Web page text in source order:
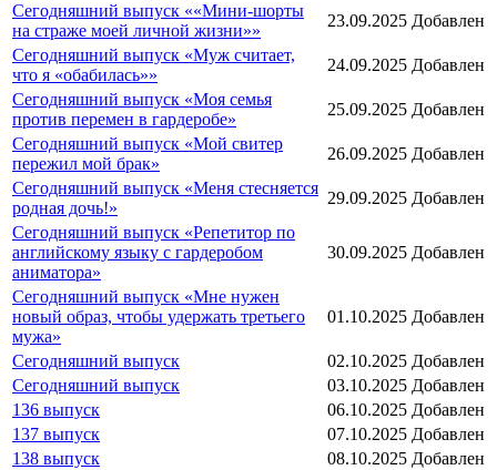
Сегодняшний выпуск ««Мини-шорты
на страже моей личной жизни»»
23.09.2025 Добавлен
Сегодняшний выпуск «Муж считает,
что я «обабилась»»
24.09.2025 Добавлен
Сегодняшний выпуск «Моя семья
против перемен в гардеробе»
25.09.2025 Добавлен
Сегодняшний выпуск «Мой свитер
пережил мой брак»
26.09.2025 Добавлен
Сегодняшний выпуск «Меня стесняется
родная дочь!»
29.09.2025 Добавлен
Сегодняшний выпуск «Репетитор по
английскому языку с гардеробом
аниматора»
30.09.2025 Добавлен
Сегодняшний выпуск «Мне нужен
новый образ, чтобы удержать третьего
мужа»
01.10.2025 Добавлен
Сегодняшний выпуск 02.10.2025 Добавлен
Сегодняшний выпуск
03.10.2025 Добавлен
136 выпуск
06.10.2025 Добавлен
137 выпуск
07.10.2025 Добавлен
138 выпуск
08.10.2025 Добавлен